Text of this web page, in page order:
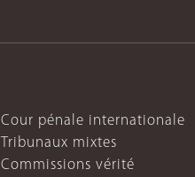
Cour pénale internationale
Tribunaux mixtes
Commissions vérité